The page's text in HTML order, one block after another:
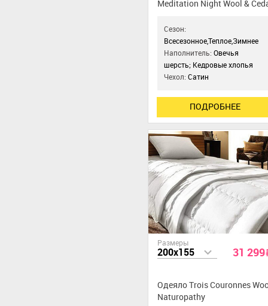
Meditation Night Wool &
Сезон:
Всесезонное,Теплое,Зимнее
Наполнитель:Овечья
шерсть; Кедровые хлопья
Чехол:Сатин
ПОДРОБНЕЕ
Размеры
200x155 31 299
Одеяло Trois Couronnes
Naturopathy